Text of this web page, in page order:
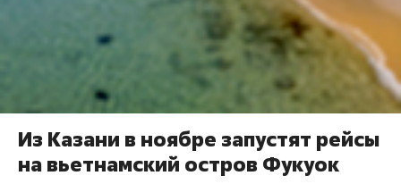
Из Казани в ноябре запустят рейсы
на вьетнамский остров Фукуок